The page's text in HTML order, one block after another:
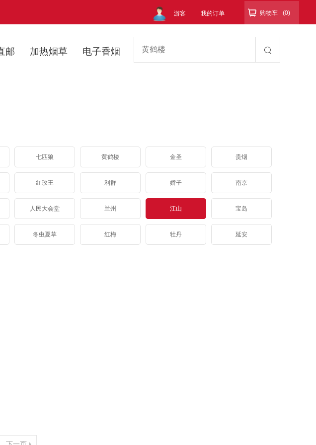
游客 我的订单  购物车 (0)
邮 加热烟草 电子香烟
七匹狼 黄鹤楼 金圣 贵烟
红玫王 利群 娇子 南京
人民大会堂 兰州 江山 宝岛
冬虫夏草 红梅 牡丹 延安